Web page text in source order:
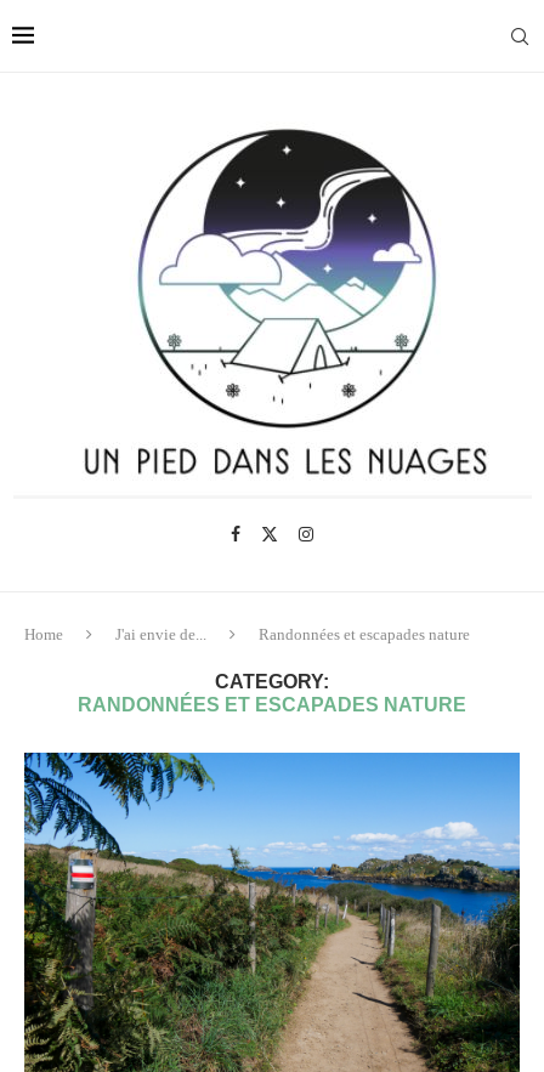
Home J'ai envie de... Randonnées et escapades nature
CATEGORY:
RANDONNÉES ET ESCAPADES NATURE